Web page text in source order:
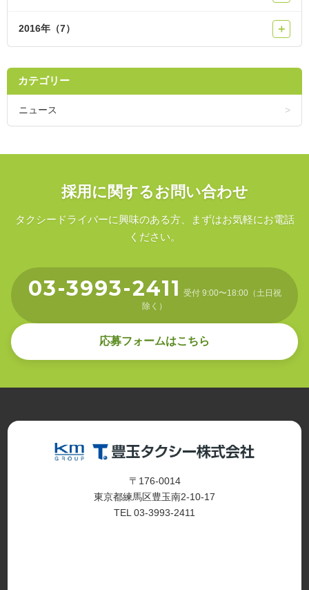
2016年（7） ＋
カテゴリー
ニュース
採用に関するお問い合わせ
タクシードライバーに興味のある方、まずはお気軽にお電話
ください。
03-3993-2411 受付 9:00〜18:00（土日祝
除く）
応募フォームはこちら
〒176-0014
東京都練馬区豊玉南2-10-17
TEL 03-3993-2411